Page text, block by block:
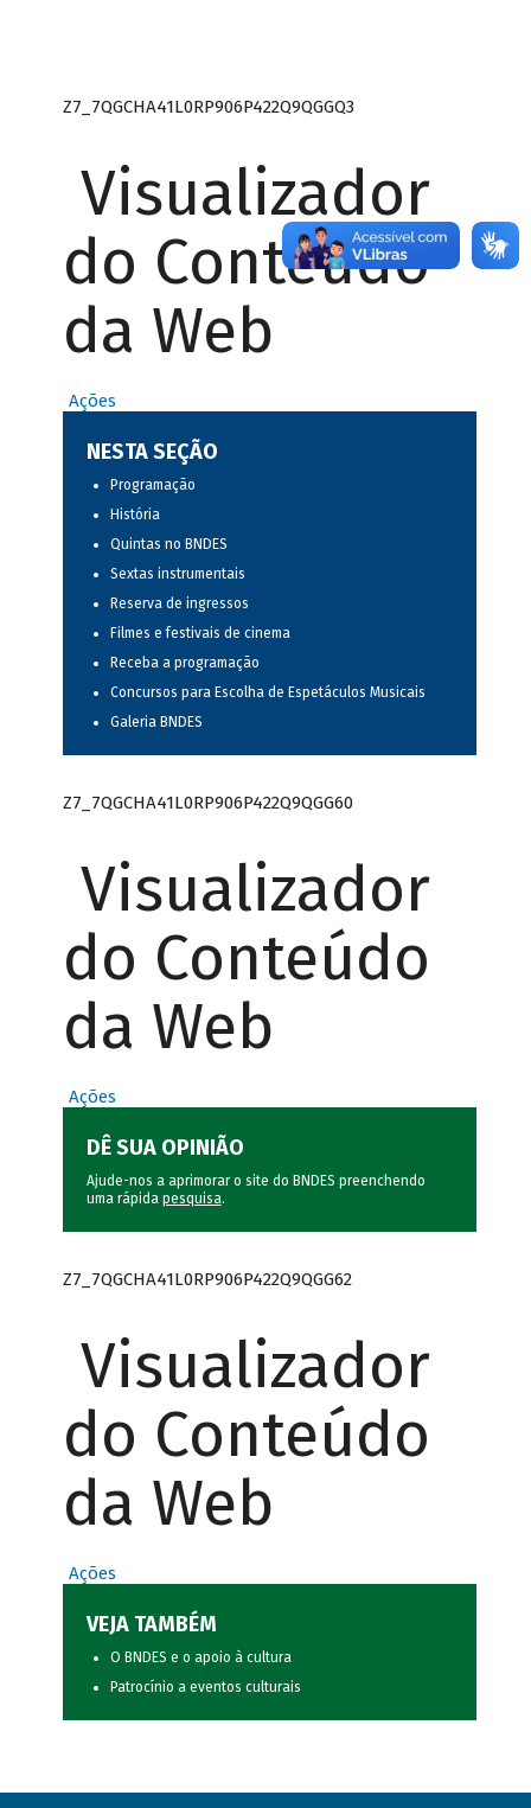
Z7_7QGCHA41L0RP906P422Q9QGGQ3
Visualizador
do Conteúdo
da Web
Ações
NESTA SEÇÃO
Programação
História
Quintas no BNDES
Sextas instrumentais
Reserva de ingressos
Filmes e festivais de cinema
Receba a programação
Concursos para Escolha de Espetáculos Musicais
Galeria BNDES
Z7_7QGCHA41L0RP906P422Q9QGG60
Visualizador
do Conteúdo
da Web
Ações
DÊ SUA OPINIÃO
Ajude-nos a aprimorar o site do BNDES preenchendo
uma rápida pesquisa.
Z7_7QGCHA41L0RP906P422Q9QGG62
Visualizador
do Conteúdo
da Web
Ações
VEJA TAMBÉM
O BNDES e o apoio à cultura
Patrocínio a eventos culturais